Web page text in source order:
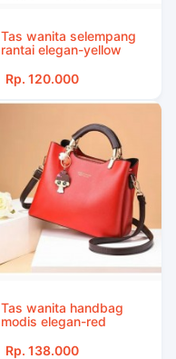
Tas wanita selempang
rantai elegan-yellow
Rp. 120.000
Tas wanita handbag
modis elegan-red
Rp. 138.000